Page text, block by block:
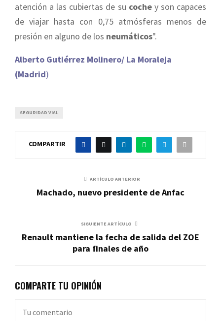
atención a las cubiertas de su cochey son capaces
de viajar hasta con 0,75 atmósferas menos de
presión en alguno de los neumáticos".
Alberto Gutiérrez Molinero/ La Moraleja
(Madrid)
SEGURIDAD VIAL
COMPARTIR
ARTÍCULO ANTERIOR
Machado, nuevo presidente de Anfac
SIGUIENTE ARTÍCULO
Renault mantiene la fecha de salida del ZOE
para finales de año
COMPARTE TU OPINIÓN